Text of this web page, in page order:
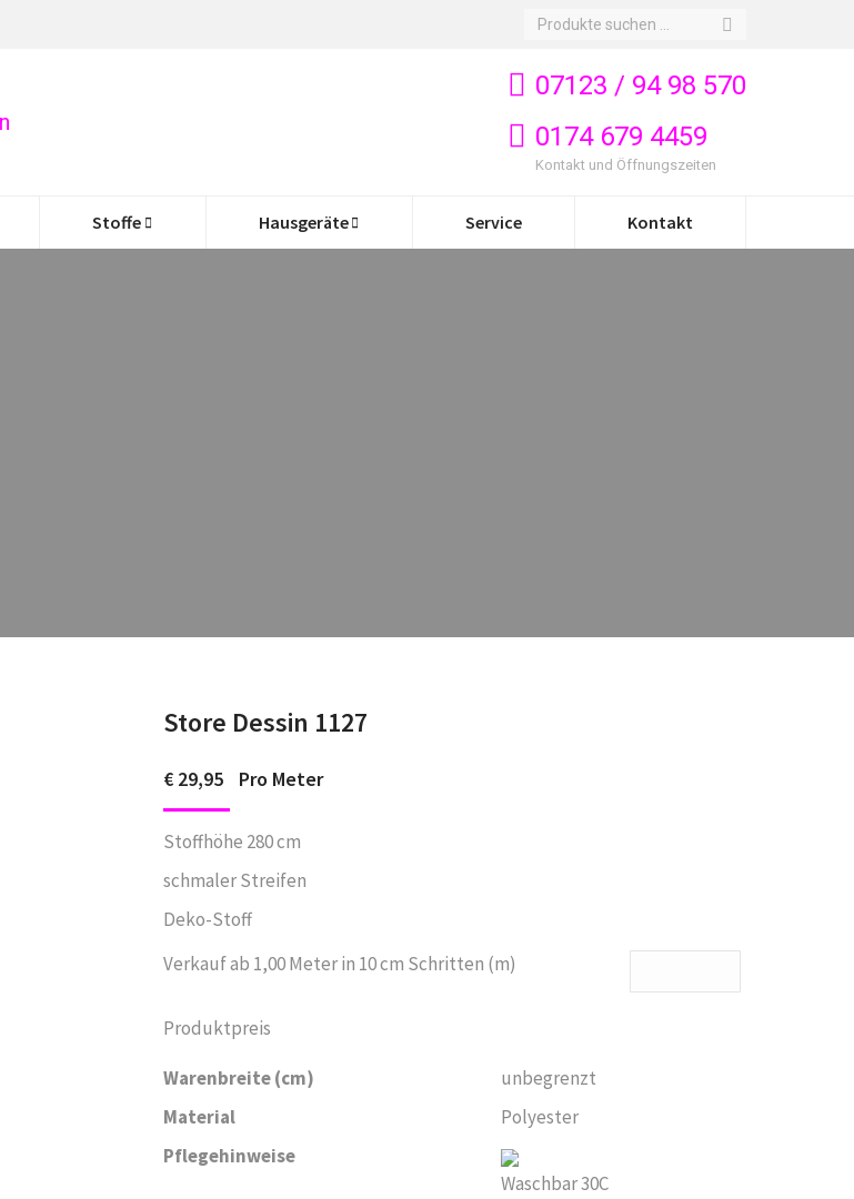
Search:
07123 / 94 98 570
0174 679 4459
Kontakt und Öffnungszeiten
Stoffe Hausgeräte Service Kontakt
Store Dessin 1127
€ 29,95 Pro Meter
Stoffhöhe 280 cm
schmaler Streifen
Deko-Stoff
Verkauf ab 1,00 Meter in 10 cm Schritten (m)
Produktpreis
Warenbreite (cm)
unbegrenzt
Material
Polyester
Pflegehinweise
Waschbar 30C